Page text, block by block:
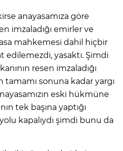
anayasamıza göre
imzaladığı emirler ve
mahkemesi dahil hiçbir
edilemezdi, yasaktı. Şimdi
resen imzaladığı
tamamı sonuna kadar yargı
eski hükmüne
tek başına yaptığı
kapalıydı şimdi bunu da